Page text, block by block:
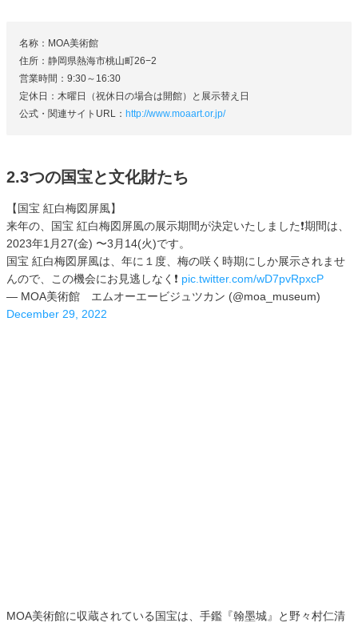
名称：MOA美術館
住所：静岡県熱海市桃山町26−2
営業時間：9:30～16:30
定休日：木曜日（祝休日の場合は開館）と展示替え日
公式・関連サイトURL： http://www.moaart.or.jp/
2.3つの国宝と文化財たち
【国宝 紅白梅図屏風】
来年の、国宝 紅白梅図屏風の展示期間が決定いたしました❗️期間は、
2023年1月27(金) 〜3月14(火)です。
国宝 紅白梅図屏風は、年に１度、梅の咲く時期にしか展示されませ
んので、この機会にお見逃しなく❗️ pic.twitter.com/wD7pvRpxcP
— MOA美術館 エムオーエービジュツカン (@moa_museum)
December 29, 2022
MOA美術館に収蔵されている国宝は、手鑑『翰墨城』と野々村仁清